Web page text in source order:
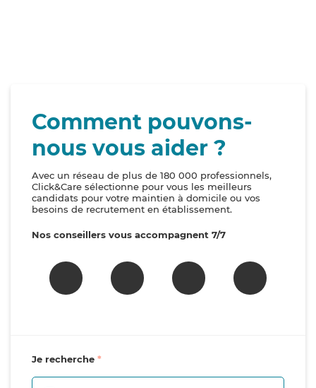
Comment pouvons-
nous vous aider ?
Avec un réseau de plus de 180 000 professionnels,
Click&Care sélectionne pour vous les meilleurs
candidats pour votre maintien à domicile ou vos
besoins de recrutement en établissement.
Nos conseillers vous accompagnent 7/7
Je recherche